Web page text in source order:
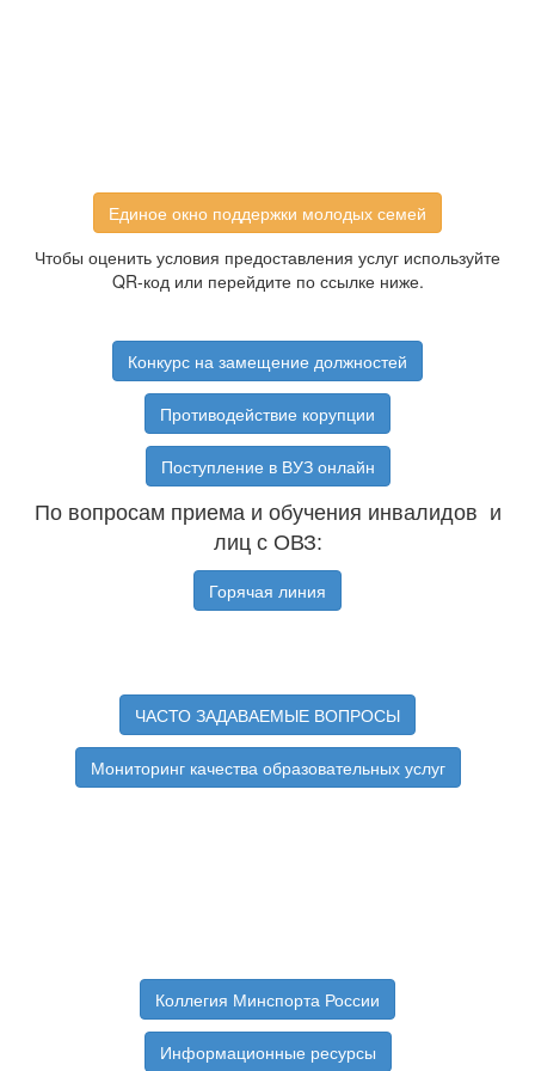
Единое окно поддержки молодых семей
Чтобы оценить условия предоставления услуг используйте
QR-код или перейдите по ссылке ниже.
Конкурс на замещение должностей
Противодействие корупции
Поступление в ВУЗ онлайн
По вопросам приема и обучения инвалидов и
лиц с ОВЗ:
Горячая линия
ЧАСТО ЗАДАВАЕМЫЕ ВОПРОСЫ
Мониторинг качества образовательных услуг
Коллегия Минспорта России
Информационные ресурсы